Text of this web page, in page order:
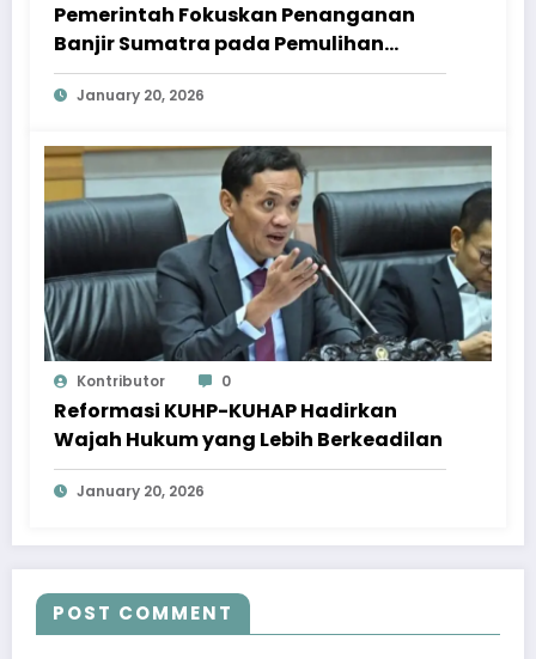
Pemerintah Fokuskan Penanganan
Banjir Sumatra pada Pemulihan
Berkelanjutan
January 20, 2026
Kontributor 0
Reformasi KUHP-KUHAP Hadirkan
Wajah Hukum yang Lebih Berkeadilan
January 20, 2026
POST COMMENT